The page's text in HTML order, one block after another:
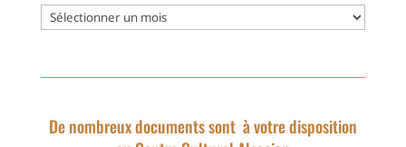
Archives
De nombreux documents sont à votre disposition